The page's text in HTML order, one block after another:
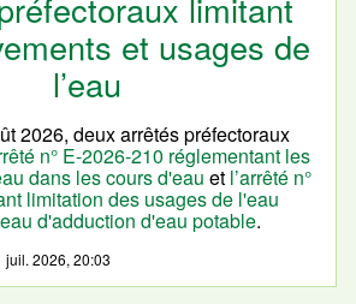
et usages de
l’eau
2026, deux arrêtés préfectoraux
n° E-2026-210 réglementant les
dans les cours d'eau et l’arrêté n°
limitation des usages de l'eau
d'adduction d'eau potable.
juil. 2026, 20:03